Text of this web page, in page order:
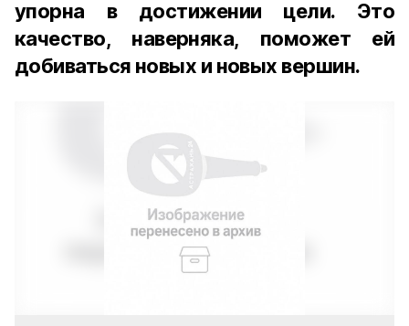
упорна в достижении цели. Это
качество, наверняка, поможет ей
добиваться новых и новых вершин.